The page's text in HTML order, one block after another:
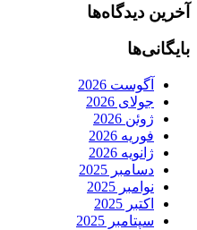
آخرین دیدگاه‌ها
بایگانی‌ها
آگوست 2026
جولای 2026
ژوئن 2026
فوریه 2026
ژانویه 2026
دسامبر 2025
نوامبر 2025
اکتبر 2025
سپتامبر 2025